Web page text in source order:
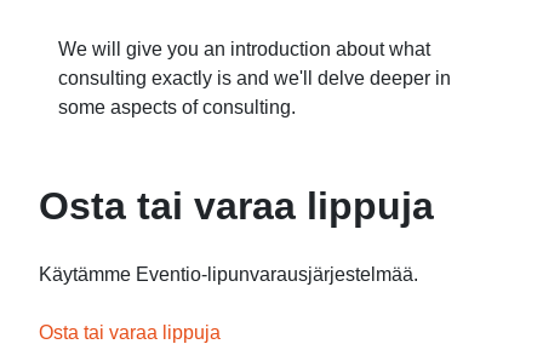
We will give you an introduction about what
consulting exactly is and we'll delve deeper in
some aspects of consulting.
Osta tai varaa lippuja
Käytämme Eventio-lipunvarausjärjestelmää.
Osta tai varaa lippuja